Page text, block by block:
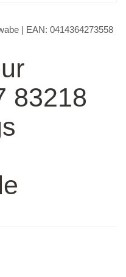
| EAN: 0414364273558
83218